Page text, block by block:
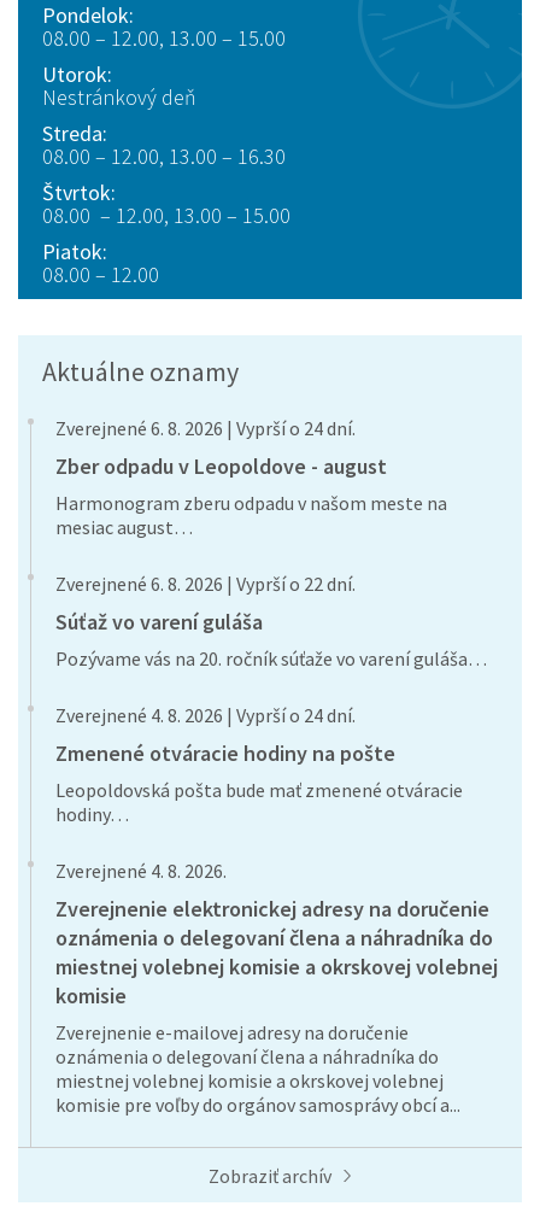
Pondelok:
08.00 – 12.00, 13.00 – 15.00
Utorok:
Nestránkový deň
Streda:
08.00 – 12.00, 13.00 – 16.30
Štvrtok:
08.00 – 12.00, 13.00 – 15.00
Piatok:
08.00 – 12.00
Aktuálne oznamy
Zverejnené 6. 8. 2026 | Vyprší o 24 dní.
Zber odpadu v Leopoldove - august
Harmonogram zberu odpadu v našom meste na
mesiac august…
Zverejnené 6. 8. 2026 | Vyprší o 22 dní.
Súťaž vo varení guláša
Pozývame vás na 20. ročník súťaže vo varení guláša…
Zverejnené 4. 8. 2026 | Vyprší o 24 dní.
Zmenené otváracie hodiny na pošte
Leopoldovská pošta bude mať zmenené otváracie
hodiny…
Zverejnené 4. 8. 2026.
Zverejnenie elektronickej adresy na doručenie
oznámenia o delegovaní člena a náhradníka do
miestnej volebnej komisie a okrskovej volebnej
komisie
Zverejnenie e-mailovej adresy na doručenie
oznámenia o delegovaní člena a náhradníka do
miestnej volebnej komisie a okrskovej volebnej
komisie pre voľby do orgánov samosprávy obcí a...
Zobraziť archív